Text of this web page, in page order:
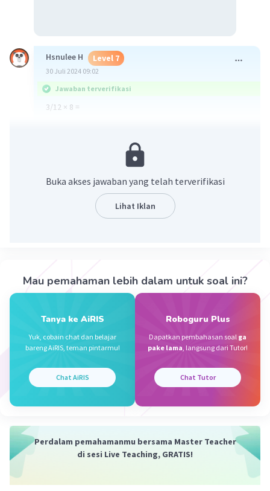
Hsnulee H Level 7
30 Juli 2024 09:02
Jawaban terverifikasi
3/12 × 8 =
Maka jawaban nya adalah 2
·0.0
Iklan
Buka akses jawaban yang telah terverifikasi
Lihat Iklan
Mau pemahaman lebih dalam untuk soal ini?
Tanya ke AiRIS
Yuk, cobain chat dan belajar
bareng AiRIS, teman pintarmu!
Chat AiRIS
Roboguru Plus
Dapatkan pembahasan soal ga
pake lama, langsung dari Tutor!
Chat Tutor
Perdalam pemahamanmu bersama Master Teacher
di sesi Live Teaching, GRATIS!